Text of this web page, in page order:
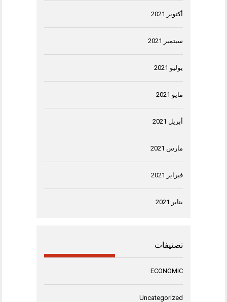
أكتوبر 2021
سبتمبر 2021
يوليو 2021
مايو 2021
أبريل 2021
مارس 2021
فبراير 2021
يناير 2021
تصنيفات
ECONOMIC
Uncategorized